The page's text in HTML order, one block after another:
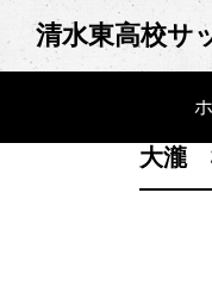
to
content
清水東高校サ
大瀧